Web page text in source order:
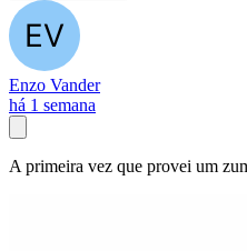
Enzo Vander
há 1 semana
A primeira vez que provei um